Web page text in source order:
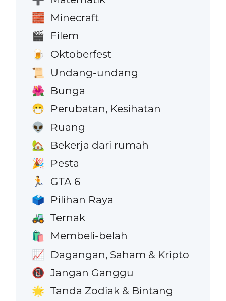
🧱 Minecraft
🎬 Filem
🍺 Oktoberfest
📜 Undang-undang
🌺 Bunga
😷 Perubatan, Kesihatan
👽 Ruang
🏡 Bekerja dari rumah
🎉 Pesta
🏃 GTA 6
🗳️ Pilihan Raya
🚜 Ternak
🛍️ Membeli-belah
📈 Dagangan, Saham & Kripto
📵 Jangan Ganggu
🌟 Tanda Zodiak & Bintang